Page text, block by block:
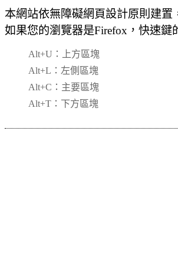
本網站依無障礙網頁設計原則建置
如果您的瀏覽器是Firefox，快速
Alt+U：上方區塊
Alt+L：左側區塊
Alt+C：主要區塊
Alt+T：下方區塊